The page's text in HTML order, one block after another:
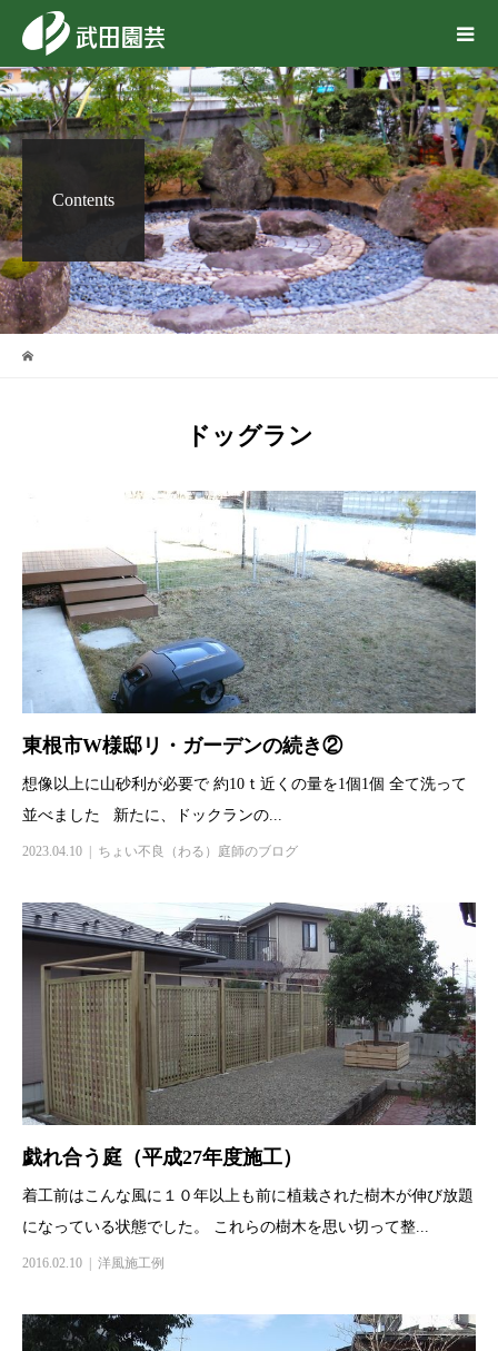
Contents
ドッグラン
東根市W様邸リ・ガーデンの続き②
想像以上に山砂利が必要で 約10ｔ近くの量を1個1個 全て洗って
並べました 新たに、ドックランの...
2023.04.10 ちょい不良（わる）庭師のブログ
戯れ合う庭（平成27年度施工）
着工前はこんな風に１０年以上も前に植栽された樹木が伸び放題
になっている状態でした。 これらの樹木を思い切って整...
2016.02.10 洋風施工例